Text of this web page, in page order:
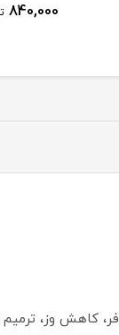
840,000